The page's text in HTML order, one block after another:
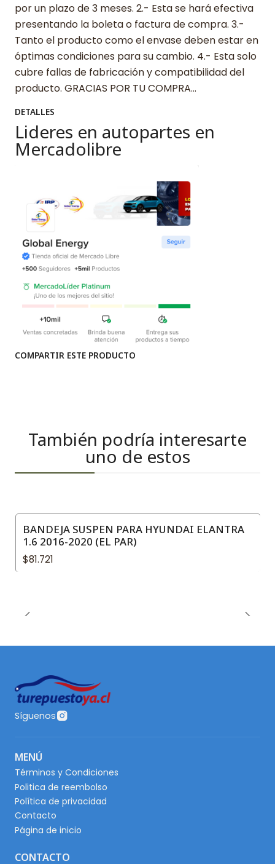
por un plazo de 3 meses. 2.- Esta se hará efectiva
presentando la boleta o factura de compra. 3.-
Tanto el producto como el envase deben estar en
óptimas condiciones para su cambio. 4.- Esta solo
cubre fallas de fabricación y compatibilidad del
producto. GRACIAS POR TU COMPRA…
DETALLES
Lideres en autopartes en
Mercadolibre
COMPARTIR ESTE PRODUCTO
También podría interesarte
uno de estos
BANDEJA SUSPEN PARA HYUNDAI ELANTRA
1.6 2016-2020 (EL PAR)
$81.721
Síguenos
MENÚ
Términos y Condiciones
Politica de reembolso
Política de privacidad
Contacto
Página de inicio
CONTACTO